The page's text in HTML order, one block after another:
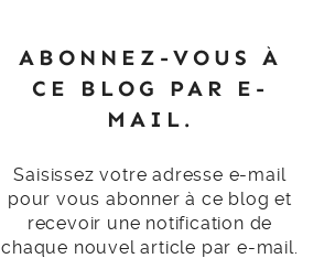
ABONNEZ-VOUS À
CE BLOG PAR E-
MAIL.
Saisissez votre adresse e-mail
pour vous abonner à ce blog et
recevoir une notification de
chaque nouvel article par e-mail.